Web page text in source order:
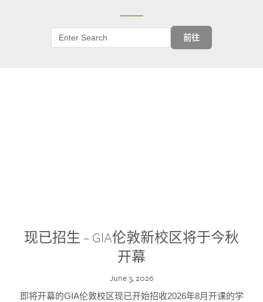
前往
现已招生 – GIA伦敦新校区将于今秋
开幕
June 3, 2026
即将开幕的GIA伦敦校区现已开始招收2026年8月开课的学